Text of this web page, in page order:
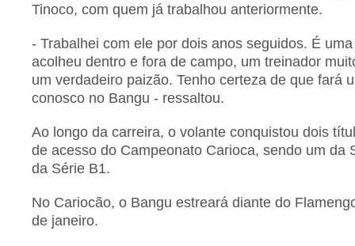
Tinoco, com quem já trabalhou anteriormente.
- Trabalhei com ele por dois anos seguidos. É
acolheu dentro e fora de campo, um treinador
um verdadeiro paizão. Tenho certeza de que fará
conosco no Bangu - ressaltou.
Ao longo da carreira, o volante conquistou dois
de acesso do Campeonato Carioca, sendo um da
da Série B1.
No Cariocão, o Bangu estreará diante do
de janeiro.